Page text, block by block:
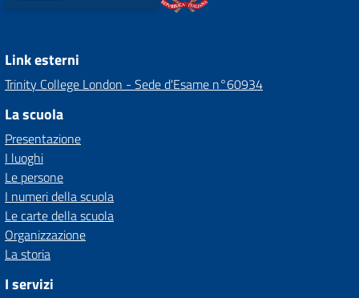
Link esterni
Trinity College London - Sede d'Esame n°60934
La scuola
Presentazione
I luoghi
Le persone
I numeri della scuola
Le carte della scuola
Organizzazione
La storia
I servizi